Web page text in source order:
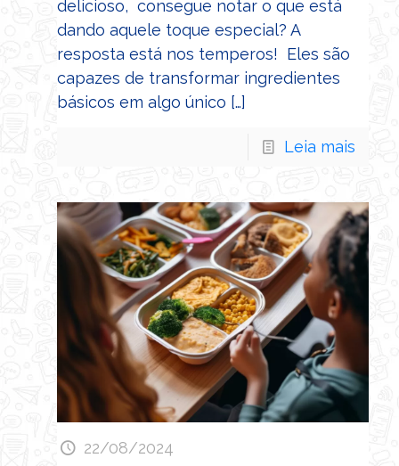
delicioso, consegue notar o que está
dando aquele toque especial? A
resposta está nos temperos! Eles são
capazes de transformar ingredientes
básicos em algo único […]
Leia mais
22/08/2024